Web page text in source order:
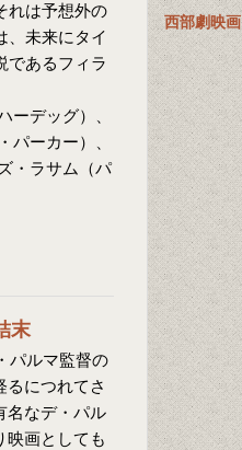
れは予想外の
、未来にタイ
であるフィラ
デッグ）、
パーカー）、
・ラサム（パ
末
パルマ監督の
につれてさ
名なデ・パル
映画としても
西部劇映画